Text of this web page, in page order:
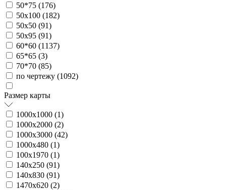
50*75 (176)
50х100 (182)
50х50 (91)
50х95 (91)
60*60 (1137)
65*65 (3)
70*70 (85)
по чертежу (1092)
Размер карты
1000х1000 (1)
1000х2000 (2)
1000х3000 (42)
1000х480 (1)
100х1970 (1)
140х250 (91)
140х830 (91)
1470х620 (2)